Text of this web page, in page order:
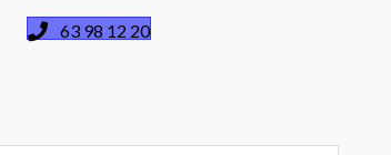
63 98 12 20